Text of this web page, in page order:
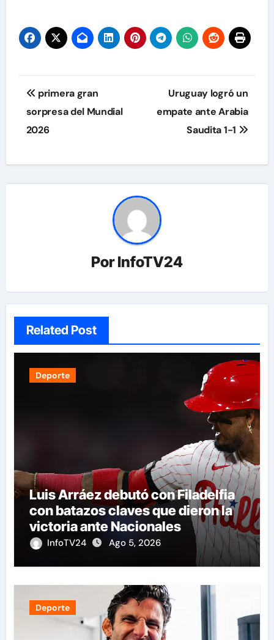
Navegación
de
entradas
primera gran
sorpresa del Mundial
2026
Uruguay logró un
empate ante Arabia
Saudita 1-1
PorInfoTV24
Related Post
Deporte
Luis Arráez debutó con Filadelfia
con batazos claves que dieron la
victoria ante Nacionales
InfoTV24 Ago 5, 2026
Deporte